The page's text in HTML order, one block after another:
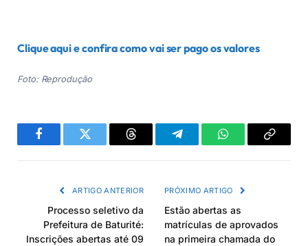
Clique aqui e confira como vai ser pago os valores
Foto: Reprodução
FacebookTwitter Threads TelegramWhatsAppCopiar
ARTIGO ANTERIOR
Processo seletivo da
Prefeitura de Baturité:
Inscrições abertas até 09
PRÓXIMO ARTIGO
Estão abertas as
matrículas de aprovados
na primeira chamada do